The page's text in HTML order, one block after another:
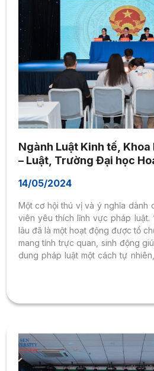
Ngành Luật Kinh tế, Khoa
– Luật, Trường Đại học
Tòa Giả định” xét xử vụ án
THƯƠNG TÍCH.
14/05/2024
Một cơ hội thú vị và ý nghĩa dành
viên yêu thích lĩnh vực pháp luật.
lâu đã là một hoạt động được tổ
mang tính trực quan, sinh động
dung pháp luật một cách tự
những vụ việc thực tế của
năng nghề nghiệp, kỹ năng
nhóm… Để...